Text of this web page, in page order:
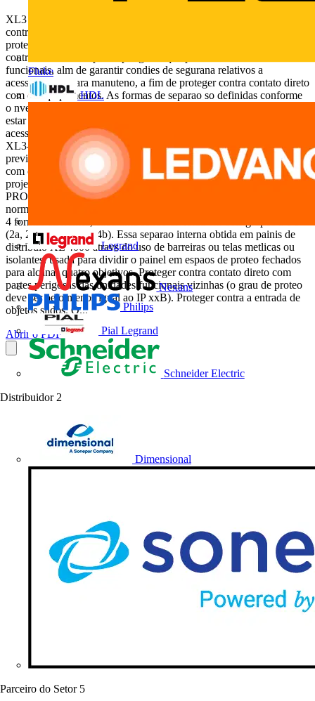
Fluke
HDL
Legrand
Nexans
Philips
Pial Legrand
Schneider Electric
Distribuidor 2
Dimensional
Parceiro do Setor 5
XL3 Formas Separar internamente os conjuntos de manobra e
controle de baixa tenso, em compartimentos distintos ou espaos
protegidos fechados, garantem uma proteo adicional ao usurio
contra contato com partes perigosas que pertenam s unidades
funcionais, alm de garantir condies de segurana relativos a
acessibilidade para manuteno, a fim de proteger contra contato direto
com os equipamentos. As formas de separao so definidas conforme
o nvel de proteo necessria ao painel de distribuio, e estas devem
estar previstas no projeto com a finalidade de proteo do usurio, ou
acesso manuteno, contra contato com partes perigosas. Com a oferta
XL3-4000 possvel realizar todas as formas de compartimentao
previstas da NBR IEC 60439-1, de forma simples e rpida, e ainda
com o auxlio do software XL-PRO2 que j permite pr-visualizao do
projeto, relao de materiais e oramento da obra. CA T L OGO DE
PRODUTOS X L 3 F O R M A S Qual o propsito das formas? A
norma NBR IEC 60439-1 define a separao interna de montagens em
4 formas diferentes, cada uma sendo dividida em dois grupos a e b
(2a, 2b, 3a, 3b, 4a e 4b). Essa separao interna obtida em painis de
distribuio XL 4000 atravs do uso de barreiras ou telas metlicas ou
isolantes. usada para dividir o painel em espaos de proteo fechados
para alcanar quatro objetivos. Proteger contra contato direto com
partes perigosas das unidades funcionais vizinhas (o grau de proteo
deve ser pelo menos igual ao IP xxB). Proteger contra a entrada de
objetos slidos. O...
Abrir o PDF